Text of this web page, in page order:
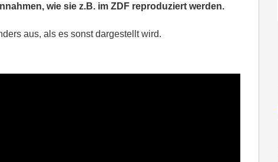
wie sie z.B. im ZDF reproduziert werden.
aus, als es sonst dargestellt wird.